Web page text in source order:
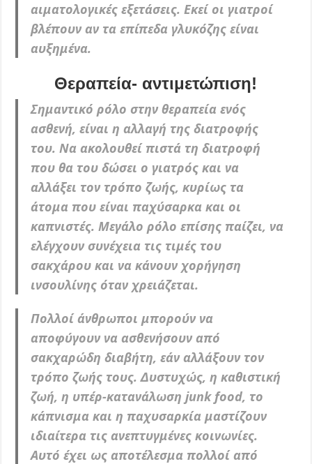
αιματολογικές εξετάσεις. Εκεί οι γιατροί
βλέπουν αν τα επίπεδα γλυκόζης είναι
αυξημένα.
Θεραπεία- αντιμετώπιση!
Σημαντικό ρόλο στην θεραπεία ενός
ασθενή, είναι η αλλαγή της διατροφής
του. Να ακολουθεί πιστά τη διατροφή
που θα του δώσει ο γιατρός και να
αλλάξει τον τρόπο ζωής, κυρίως τα
άτομα που είναι παχύσαρκα και οι
καπνιστές. Μεγάλο ρόλο επίσης παίζει, να
ελέγχουν συνέχεια τις τιμές του
σακχάρου και να κάνουν χορήγηση
ινσουλίνης όταν χρειάζεται.
Πολλοί άνθρωποι μπορούν να
αποφύγουν να ασθενήσουν από
σακχαρώδη διαβήτη, εάν αλλάξουν τον
τρόπο ζωής τους. Δυστυχώς, η καθιστική
ζωή, η υπέρ-κατανάλωση junk food, το
κάπνισμα και η παχυσαρκία μαστίζουν
ιδιαίτερα τις ανεπτυγμένες κοινωνίες.
Αυτό έχει ως αποτέλεσμα πολλοί από